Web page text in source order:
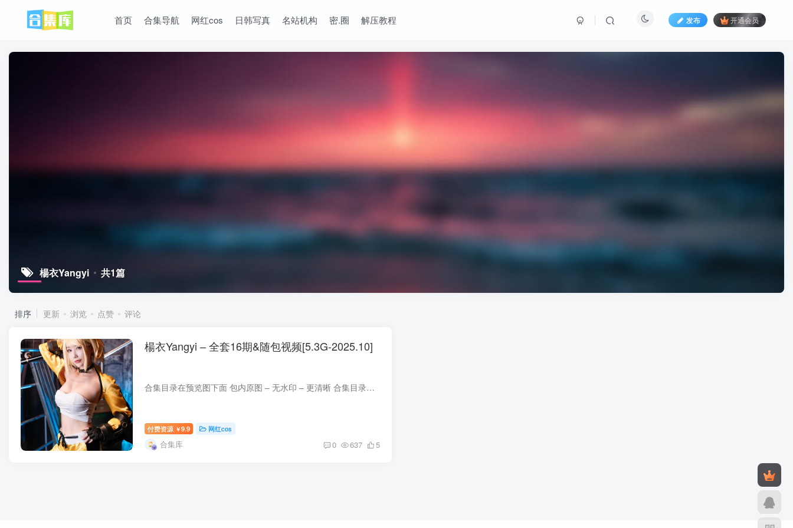
首页 合集导航 网红cos 日韩写真 名站机构 密.圈 解压教程 发布 开通会员
楊衣Yangyi 共1篇
排序 更新 浏览 点赞 评论
楊衣Yangyi – 全套16期&随包视频[5.3G-2025.10]
合集目录在预览图下面 包内原图 – 无水印 – 更清晰 合集目录：(持续更新…) [10.16]楊衣Yangyi – NO.016 女天狗 [36P-149MB] [10.15]楊衣Yangyi – NO.015 黑山梗菜[26P-156.1M] [2025.10.14...
付费资源 ￥9.9 网红cos
合集库 0 637 5